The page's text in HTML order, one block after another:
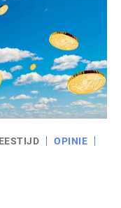
OPINIE